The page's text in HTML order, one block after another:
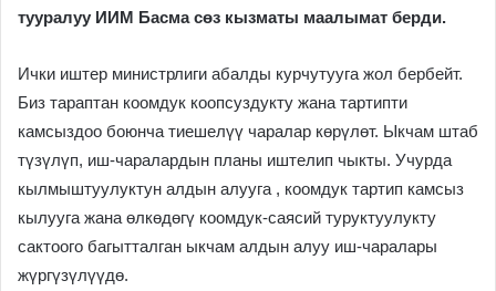
тууралуу ИИМ Басма сөз кызматы маалымат берди.
Ички иштер министрлиги абалды курчутууга жол бербейт.
Биз тараптан коомдук коопсуздукту жана тартипти
камсыздоо боюнча тиешелүү чаралар көрүлөт. Ыкчам штаб
түзүлүп, иш-чаралардын планы иштелип чыкты. Учурда
кылмыштуулуктун алдын алууга , коомдук тартип камсыз
кылууга жана өлкөдөгү коомдук-саясий туруктуулукту
сактоого багытталган ыкчам алдын алуу иш-чаралары
жүргүзүлүүдө.